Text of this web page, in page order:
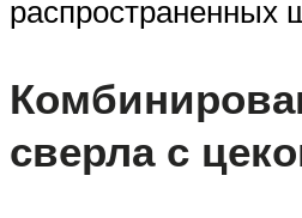
распространенных
сверла с